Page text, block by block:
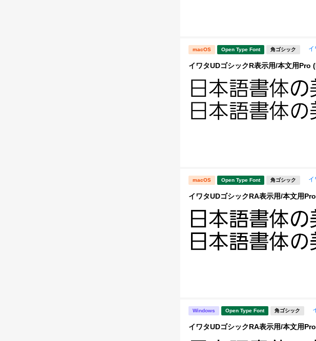
macOS Open Type Font 角ゴシック イ
イワタUDゴシックR表示用/本文用Pro
macOS Open Type Font 角ゴシック イ
イワタUDゴシックRA表示用/本文用
Windows Open Type Font 角ゴシック
イワタUDゴシックRA表示用/本文用